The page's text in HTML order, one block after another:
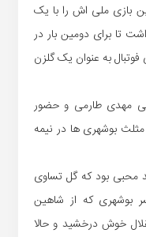
پرفروغ ترین بازی ملی اش را با یک
تا برای دومین بار در
به عنوان یک گلزن
مهدی طارمی و حضور
بوشهری ها در نیمه
محبی بود که گل تساوی
بوشهری که از شاهین
خوش درخشید و حالا